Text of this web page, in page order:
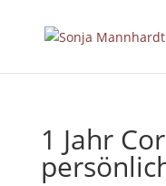
1 Jahr